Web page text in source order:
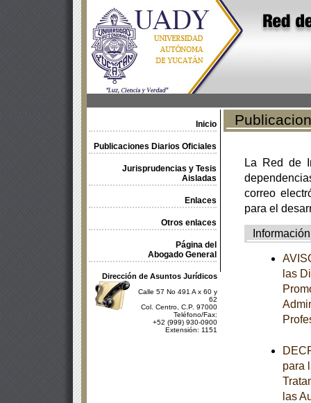
Inicio
Publicaciones Diarios Oficiales
Jurisprudencias y Tesis
Aisladas
Enlaces
Otros enlaces
Página del
Abogado General
Dirección de Asuntos Jurídicos
Calle 57 No 491 A x 60 y
62
Col. Centro, C.P. 97000
Teléfono/Fax:
+52 (999) 930-0900
Extensión: 1151
La Red de
correo
para el
Información
las
para
las